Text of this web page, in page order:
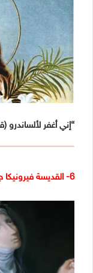
“إني أغفر
6- القديسة فيرونيكا جولياني